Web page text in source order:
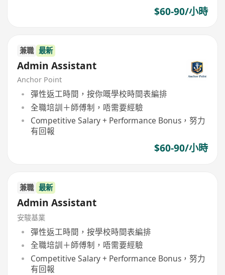
$60-90/小時
兼職 最新
Admin Assistant
Anchor Point
彈性返工時間，按你嘅學校時間表編排
全職培訓＋師傅制，唔需要經驗
Competitive Salary + Performance Bonus，努力
有回報
$60-90/小時
兼職 最新
Admin Assistant
安駿基業
彈性返工時間，按學校時間表編排
全職培訓＋師傅制，唔需要經驗
Competitive Salary + Performance Bonus，努力
有回報